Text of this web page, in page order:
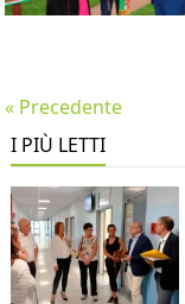
« Precedente
I PIÙ LETTI